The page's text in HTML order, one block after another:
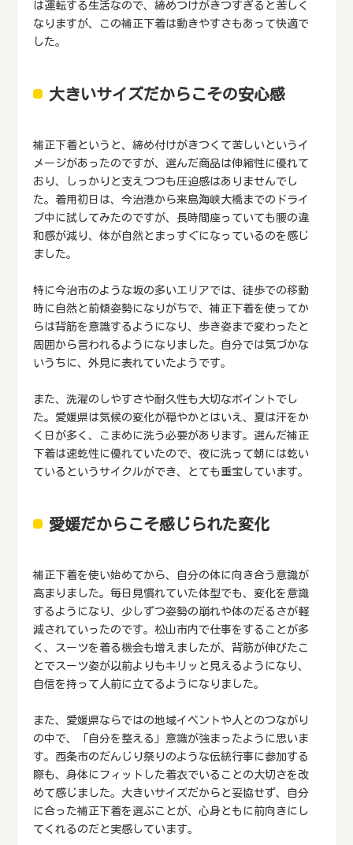
は運転する生活なので、締めつけがきつすぎると苦しく
なりますが、この補正下着は動きやすさもあって快適で
した。
大きいサイズだからこその安心感
補正下着というと、締め付けがきつくて苦しいというイ
メージがあったのですが、選んだ商品は伸縮性に優れて
おり、しっかりと支えつつも圧迫感はありませんでし
た。着用初日は、今治港から来島海峡大橋までのドライ
ブ中に試してみたのですが、長時間座っていても腰の違
和感が減り、体が自然とまっすぐになっているのを感じ
ました。
特に今治市のような坂の多いエリアでは、徒歩での移動
時に自然と前傾姿勢になりがちで、補正下着を使ってか
らは背筋を意識するようになり、歩き姿まで変わったと
周囲から言われるようになりました。自分では気づかな
いうちに、外見に表れていたようです。
また、洗濯のしやすさや耐久性も大切なポイントでし
た。愛媛県は気候の変化が穏やかとはいえ、夏は汗をか
く日が多く、こまめに洗う必要があります。選んだ補正
下着は速乾性に優れていたので、夜に洗って朝には乾い
ているというサイクルができ、とても重宝しています。
愛媛だからこそ感じられた変化
補正下着を使い始めてから、自分の体に向き合う意識が
高まりました。毎日見慣れていた体型でも、変化を意識
するようになり、少しずつ姿勢の崩れや体のだるさが軽
減されていったのです。松山市内で仕事をすることが多
く、スーツを着る機会も増えましたが、背筋が伸びたこ
とでスーツ姿が以前よりもキリッと見えるようになり、
自信を持って人前に立てるようになりました。
また、愛媛県ならではの地域イベントや人とのつながり
の中で、「自分を整える」意識が強まったように思いま
す。西条市のだんじり祭りのような伝統行事に参加する
際も、身体にフィットした着衣でいることの大切さを改
めて感じました。大きいサイズだからと妥協せず、自分
に合った補正下着を選ぶことが、心身ともに前向きにし
てくれるのだと実感しています。